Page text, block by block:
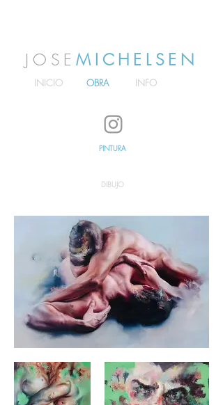
​JOSEMICHELSEN
INICIO OBRA INFO
PINTURA
DIBUJO